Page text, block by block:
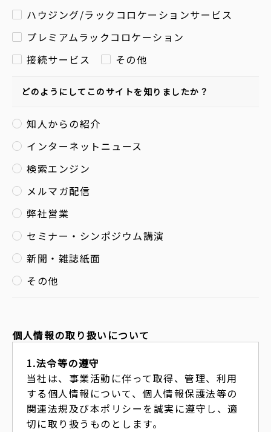
ハウジング/ラックコロケーションサービス
プレミアムラックコロケーション
接続サービス
その他
どのようにしてこのサイトを知りましたか？
知人からの紹介
インターネットニュース
検索エンジン
メルマガ配信
弊社営業
セミナー・シンポジウム講演
新聞・雑誌紙面
その他
個人情報の取り扱いについて
1.法令等の遵守
当社は、事業活動に伴って取得、管理、利用
する個人情報について、個人情報保護法等の
関連法規及び本ポリシーを誠実に遵守し、適
切に取り扱うものとします。